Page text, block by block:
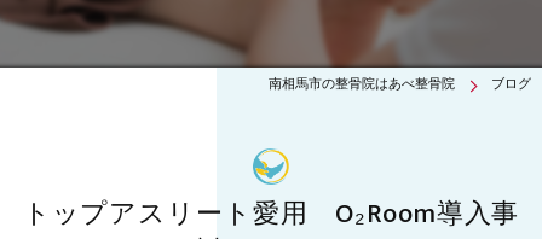
南相馬市の整骨院はあべ整骨院 ブログ
トップアスリート愛用 O₂Room導入事